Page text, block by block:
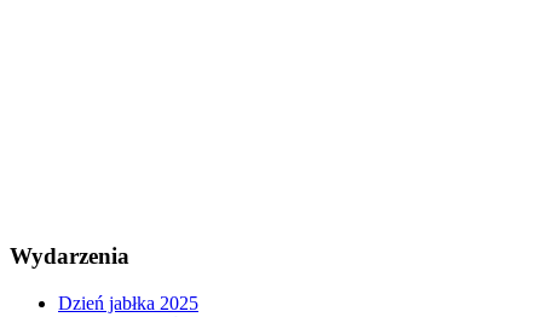
Wydarzenia
Dzień jabłka 2025